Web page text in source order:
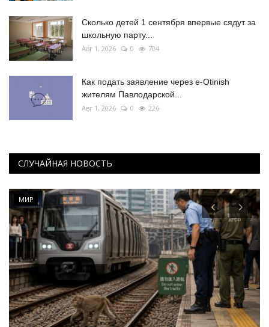
Сколько детей 1 сентября впервые сядут за
школьную парту...
Авг 1, 2026 0 704
Как подать заявление через e-Otinish
жителям Павлодарской...
Авг 1, 2026 0 226
СЛУЧАЙНАЯ НОВОСТЬ
МИР